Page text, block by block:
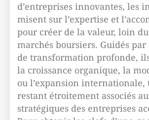
d’entreprises innovantes, les
misent sur l’expertise et
pour créer de la valeur, loin
marchés boursiers. Guidés
de transformation profonde,
la croissance organique, la
ou l’expansion internationale,
restant étroitement associés
stratégiques des entreprises